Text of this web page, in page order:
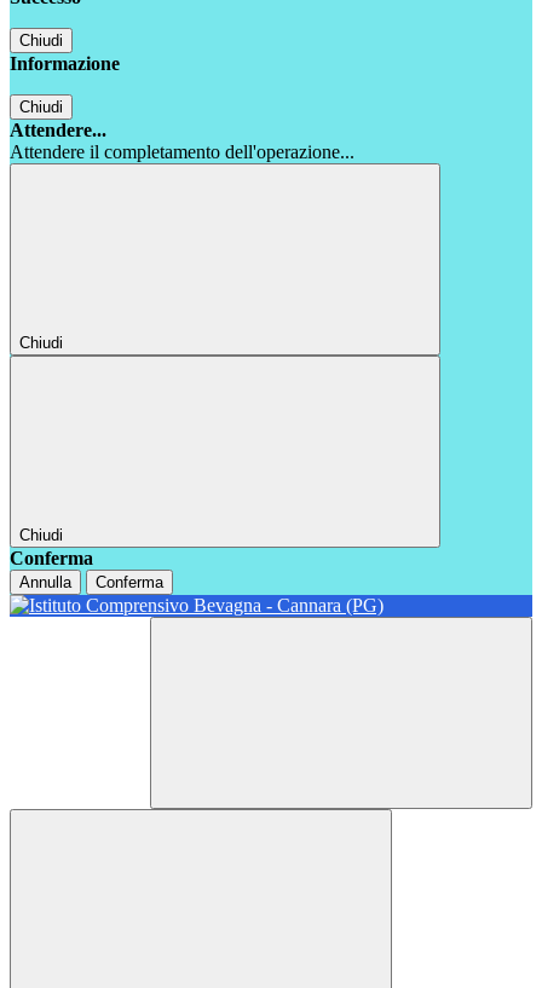
Chiudi
Informazione
Chiudi
Attendere...
Attendere il completamento dell'operazione...
Chiudi
Chiudi
Conferma
Annulla Conferma